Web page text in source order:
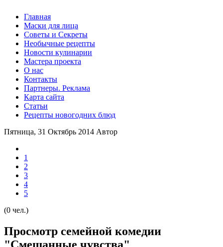
Главная
Маски для лица
Советы и Секреты
Необычные рецепты
Новости кулинарии
Мастера проекта
О нас
Контакты
Партнеры. Реклама
Карта сайта
Статьи
Рецепты новогодних блюд
Пятница, 31 Октябрь 2014 Автор
1
2
3
4
5
(0 чел.)
Просмотр семейной комедии